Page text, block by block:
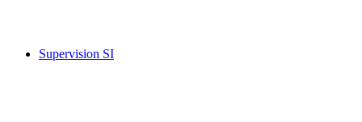
Supervision SI